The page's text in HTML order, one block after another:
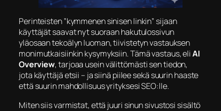
​Perinteisten ”kymmenen sinisen linkin” sijaan
käyttäjät saavat nyt suoraan hakutulossivun
yläosaan tekoälyn luoman, tiivistetyn vastauksen
monimutkaisiinkin kysymyksiin. Tämä vastaus, eliAI
Overview, tarjoaa usein välittömästi sen tiedon,
jota käyttäjä etsii – ja siinä piilee sekä suurin haaste
että suurin mahdollisuus yrityksesi SEO:lle.
​Miten siis varmistat, että juuri sinun sivustosi sisältö